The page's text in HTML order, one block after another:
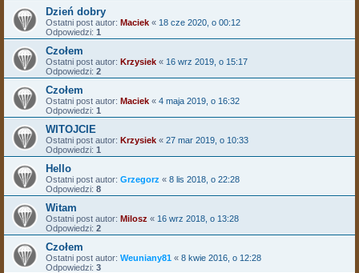
Dzień dobry
Ostatni post autor: Maciek « 18 cze 2020, o 00:12
Odpowiedzi: 1
Czołem
Ostatni post autor: Krzysiek « 16 wrz 2019, o 15:17
Odpowiedzi: 2
Czołem
Ostatni post autor: Maciek « 4 maja 2019, o 16:32
Odpowiedzi: 1
WITOJCIE
Ostatni post autor: Krzysiek « 27 mar 2019, o 10:33
Odpowiedzi: 1
Hello
Ostatni post autor: Grzegorz « 8 lis 2018, o 22:28
Odpowiedzi: 8
Witam
Ostatni post autor: Milosz « 16 wrz 2018, o 13:28
Odpowiedzi: 2
Czołem
Ostatni post autor: Weuniany81 « 8 kwie 2016, o 12:28
Odpowiedzi: 3